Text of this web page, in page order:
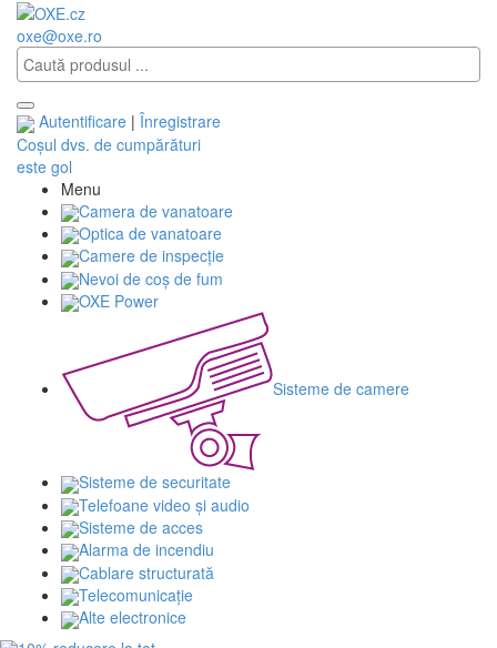
oxe@oxe.ro
Autentificare | Înregistrare
Coșul dvs. de cumpărături
este gol
Menu
Camera de vanatoare
Optica de vanatoare
Camere de inspecție
Nevoi de coș de fum
OXE Power
Sisteme de camere
Sisteme de securitate
Telefoane video și audio
Sisteme de acces
Alarma de incendiu
Cablare structurată
Telecomunicaţie
Alte electronice